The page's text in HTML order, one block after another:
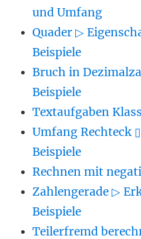
und Umfang
Quader ▷
Beispiele
Bruch in
Beispiele
Textaufgaben
Umfang Rechteck
Beispiele
Rechnen mit
Zahlengerade ▷
Beispiele
Teilerfremd